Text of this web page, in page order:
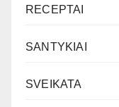
RECEPTAI
SANTYKIAI
SVEIKATA